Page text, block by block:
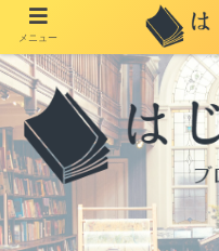
メニュー